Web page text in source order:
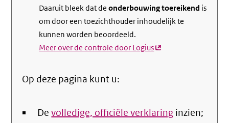
Daaruit bleek dat deonderbouwing toereikend is
om door een toezichthouder inhoudelijk te
kunnen worden beoordeeld.
Meer over de controle door Logius(externe
Op deze pagina kunt u:
Devolledige, officiële verklaring inzien;